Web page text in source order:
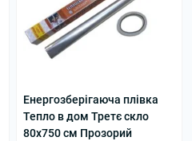
Енергозберігаюча плівка
Тепло в дом Третє скло
80x750 см Прозорий